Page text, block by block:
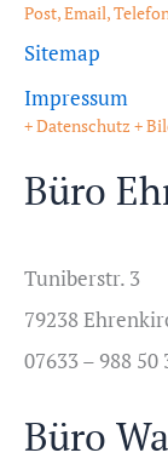
Post, Email,
Sitemap
Impressum
+ Datenschutz +
Büro
Tuniberstr. 3
79238
07633 – 988 50
Büro